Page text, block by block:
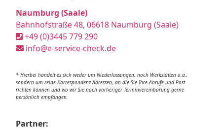
Naumburg (Saale)
Bahnhofstraße 48, 06618 Naumburg (Saale)
+49 (0)3445 779 290
info@e-service-check.de
* Hierbei handelt es sich weder um Niederlassungen, noch Werkstätten o.ä.,
sondern um reine Korrespondenz-Adressen, an die Sie Ihre Anrufe und Post
richten können und wo wir Sie nach vorheriger Terminvereinbarung gerne
persönlich empfangen.
Partner: